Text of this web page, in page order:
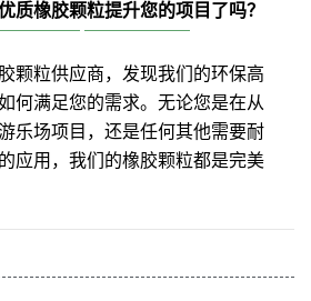
质橡胶颗粒提升您的项目了吗？
颗粒供应商，发现我们的环保高
何满足您的需求。无论您是在从
乐场项目，还是任何其他需要耐
应用，我们的橡胶颗粒都是完美